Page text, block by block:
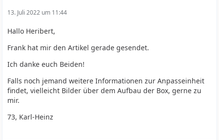
13. Juli 2022 um 11:44
Hallo Heribert,
Frank hat mir den Artikel gerade gesendet.
Ich danke euch Beiden!
Falls noch jemand weitere Informationen zur Anpasseinheit
findet, vielleicht Bilder über dem Aufbau der Box, gerne zu
mir.
73, Karl-Heinz